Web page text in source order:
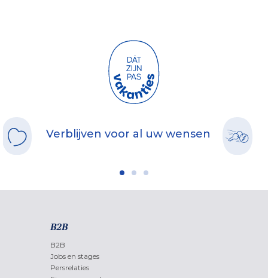
Verblijven voor al uw wensen
B2B
B2B
Jobs en stages
Persrelaties